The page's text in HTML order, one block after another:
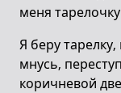
меня
Я беру
мнусь,
коричневой